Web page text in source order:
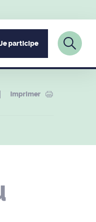
Je participe
Imprimer